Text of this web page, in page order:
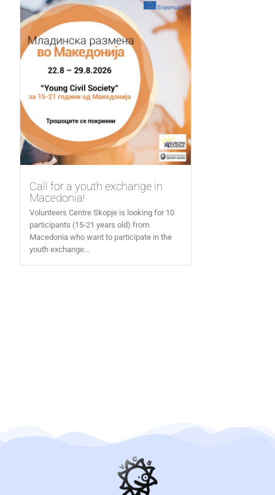
Call for a youth exchange in
Macedonia!
Volunteers Centre Skopje is looking for 10
participants (15-21 years old) from
Macedonia who want to participate in the
youth exchange...